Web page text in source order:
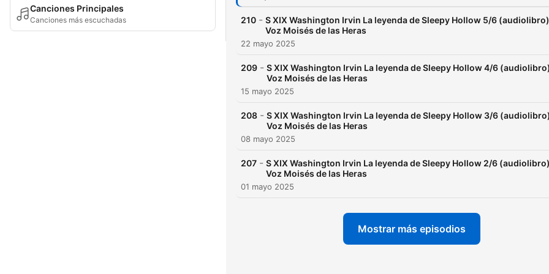
Canciones Principales
Canciones más escuchadas
heras-au... Adquiere mi novela
adarve.com/tag/
https://editorial-
adarve.com/tag/
Casa del Libro) Adquiere mi
Adquiere mi obra de teatro
Einstein su secreto mejor
guardado
210 - S XIX Washington Irvin La leyenda de Sleepy Hollow 5/6 (audiolibro)
Voz Moisés de las Heras
22 mayo 2025
209 - S XIX Washington Irvin La leyenda de Sleepy Hollow 4/6 (audiolibro)
Voz Moisés de las Heras
15 mayo 2025
208 - S XIX Washington Irvin La leyenda de Sleepy Hollow 3/6 (audiolibro)
Voz Moisés de las Heras
08 mayo 2025
207 - S XIX Washington Irvin La leyenda de Sleepy Hollow 2/6 (audiolibro)
Voz Moisés de las Heras
01 mayo 2025
Mostrar más episodios